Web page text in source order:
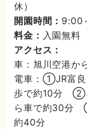
休）
開園時間： 9:00
料金： 入園無料
アクセス：
車：旭川空港か
電車：①JR富良
歩で約10分
ら車で約30分
約40分